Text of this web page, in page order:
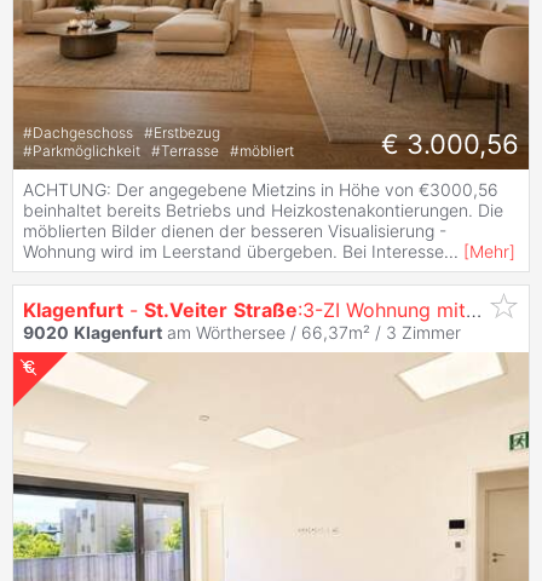
#Dachgeschoss #Erstbezug
#Parkmöglichkeit #Terrasse #möbliert € 3.000,56
ACHTUNG: Der angegebene Mietzins in Höhe von €3000,56
beinhaltet bereits Betriebs und Heizkostenakontierungen. Die
möblierten Bilder dienen der besseren Visualisierung -
Wohnung wird im Leerstand übergeben. Bei Interesse... [Mehr]
Klagenfurt - St.Veiter Straße:3-ZI Wohnung mit Deckenbeleuchtung im Office Style & Balkon
9020 Klagenfurt am Wörthersee / 66,37m² / 3 Zimmer